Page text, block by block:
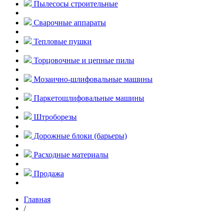
Пылесосы строительные
Сварочные аппараты
Тепловые пушки
Торцовочные и цепные пилы
Мозаично-шлифовальные машины
Паркетошлифовальные машины
Штроборезы
Дорожные блоки (барьеры)
Расходные материалы
Продажа
Главная
/